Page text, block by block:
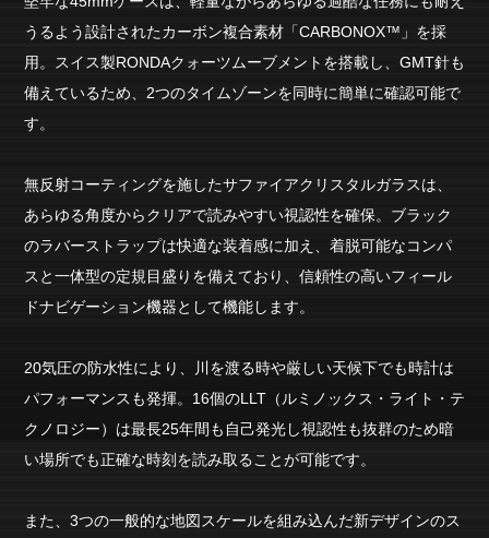
うるよう設計されたカーボン複合素材「CARBONOX™」を採
用。スイス製RONDAクォーツムーブメントを搭載し、GMT針も
備えているため、2つのタイムゾーンを同時に簡単に確認可能で
す。
無反射コーティングを施したサファイアクリスタルガラスは、
あらゆる角度からクリアで読みやすい視認性を確保。ブラック
のラバーストラップは快適な装着感に加え、着脱可能なコンパ
スと一体型の定規目盛りを備えており、信頼性の高いフィール
ドナビゲーション機器として機能します。
20気圧の防水性により、川を渡る時や厳しい天候下でも時計は
パフォーマンスも発揮。16個のLLT（ルミノックス・ライト・テ
クノロジー）は最長25年間も自己発光し視認性も抜群のため暗
い場所でも正確な時刻を読み取ることが可能です。
また、3つの一般的な地図スケールを組み込んだ新デザインのス